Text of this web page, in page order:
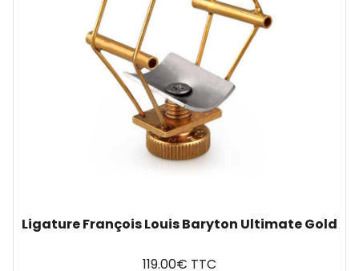
Ligature François Louis Baryton Ultimate Gold
119.00€ TTC